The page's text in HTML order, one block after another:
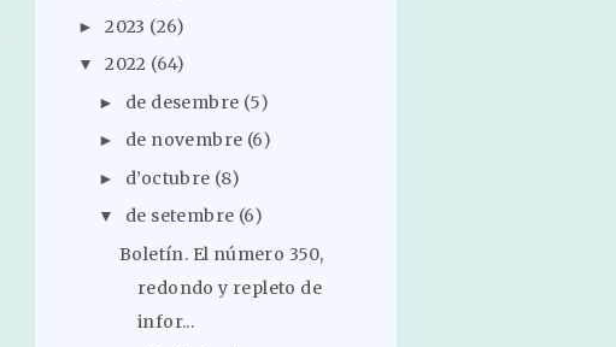
►2023 (26)
▼2022 (64)
► de desembre (5)
► de novembre (6)
► d’octubre (8)
▼ de setembre (6)
Boletín. El número 350,
redondo y repleto de
infor...